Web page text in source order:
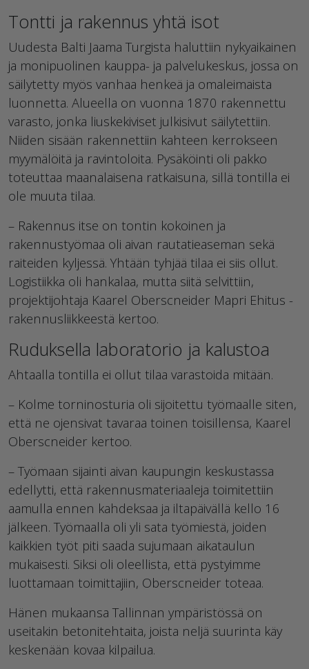
Tontti ja rakennus yhtä isot
Uudesta Balti Jaama Turgista haluttiin nykyaikainen
ja monipuolinen kauppa- ja palvelukeskus, jossa on
säilytetty myös vanhaa henkeä ja omaleimaista
luonnetta. Alueella on vuonna 1870 rakennettu
varasto, jonka liuskekiviset julkisivut säilytettiin.
Niiden sisään rakennettiin kahteen kerrokseen
myymälöitä ja ravintoloita. Pysäköinti oli pakko
toteuttaa maanalaisena ratkaisuna, sillä tontilla ei
ole muuta tilaa.
– Rakennus itse on tontin kokoinen ja
rakennustyömaa oli aivan rautatieaseman sekä
raiteiden kyljessä. Yhtään tyhjää tilaa ei siis ollut.
Logistiikka oli hankalaa, mutta siitä selvittiin,
projektijohtaja Kaarel Oberscneider Mapri Ehitus -
rakennusliikkeestä kertoo.
Ruduksella laboratorio ja kalustoa
Ahtaalla tontilla ei ollut tilaa varastoida mitään.
– Kolme torninosturia oli sijoitettu työmaalle siten,
että ne ojensivat tavaraa toinen toisillensa, Kaarel
Oberscneider kertoo.
– Työmaan sijainti aivan kaupungin keskustassa
edellytti, että rakennusmateriaaleja toimitettiin
aamulla ennen kahdeksaa ja iltapäivällä kello 16
jälkeen. Työmaalla oli yli sata työmiestä, joiden
kaikkien työt piti saada sujumaan aikataulun
mukaisesti. Siksi oli oleellista, että pystyimme
luottamaan toimittajiin, Oberscneider toteaa.
Hänen mukaansa Tallinnan ympäristössä on
useitakin betonitehtaita, joista neljä suurinta käy
keskenään kovaa kilpailua.